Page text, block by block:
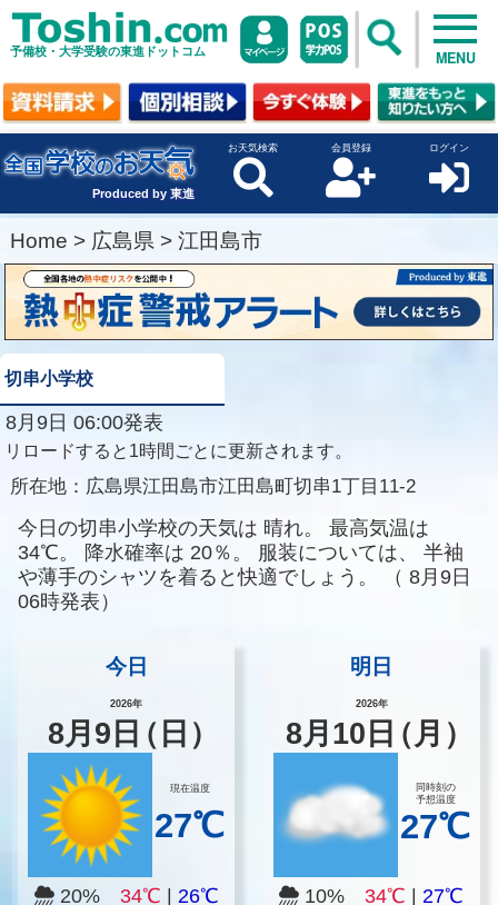
予備校・大学受験の東進ドットコム MENU
Produced by 東進
お天気検索 会員登録 ログイン
Home > 広島県 > 江田島市
切串小学校
8月9日 06:00発表
リロードすると1時間ごとに更新されます。
所在地： 広島県江田島市江田島町切串1丁目11-2
今日の切串小学校の天気は 晴れ。
最高気温は
34℃。
降水確率は 20％。 服装については、
半袖
や薄手のシャツを着ると快適でしょう。
（ 8月9日
06時発表）
今日
2026年
8月 9 日（日）
現在温度
27℃
20% 34℃ 26℃
明日
2026年
8月 10 日（月）
同時刻の
予想温度
27℃
10% 34℃ |27℃